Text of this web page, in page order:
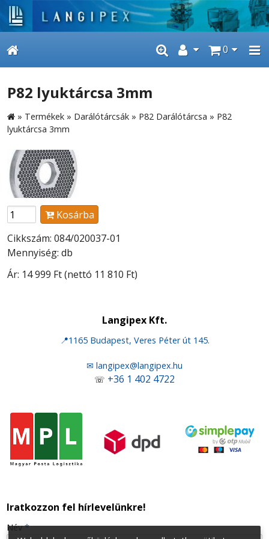
0
P82 lyuktárcsa 3mm
» Termékek » Darálótárcsák » P82 Darálótárcsa » P82
lyuktárcsa 3mm
Kosárba
Cikkszám: 084/020037-01
Mennyiség: db
Ár: 14 999 Ft(nettó 11 810 Ft)
Langipex Kft.
📍1165 Budapest, Veres Péter út 145.
✉ langipex@langipex.hu
☏ +36 1 402 4722
Iratkozzon fel hírlevelünkre!
-Név*